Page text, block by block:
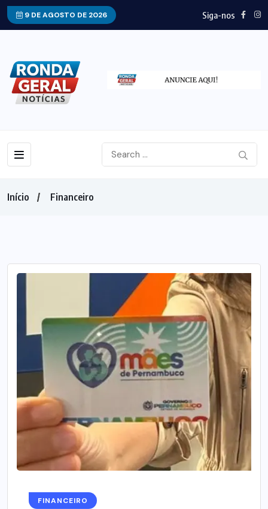
9 DE AGOSTO DE 2026 Siga-nos
Início Financeiro
FINANCEIRO